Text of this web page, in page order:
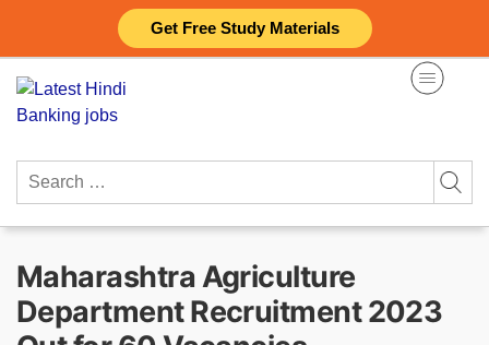
Get Free Study Materials
content
Search
Maharashtra Agriculture
Department Recruitment 2023